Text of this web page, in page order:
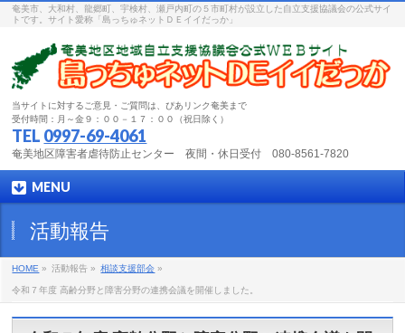
奄美市、大和村、龍郷町、宇検村、瀬戸内町の５市町村が設立した自立支援協議会の公式サイ
トです。サイト愛称「島っちゅネットＤＥイイだっか」
当サイトに対するご意見・ご質問は、ぴあリンク奄美まで
受付時間：月～金９：００－１７：００（祝日除く）
TEL 0997-69-4061
奄美地区障害者虐待防止センター 夜間・休日受付 080-8561-7820
MENU
活動報告
HOME » 活動報告 » 相談支援部会 »
令和７年度 高齢分野と障害分野の連携会議を開催しました。